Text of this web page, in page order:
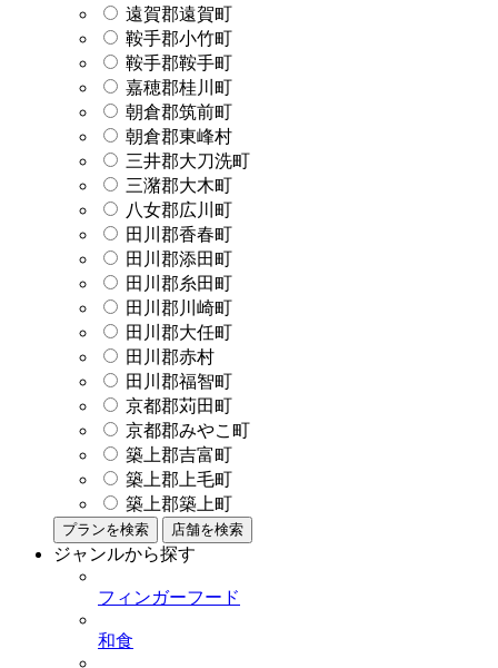
遠賀郡遠賀町
鞍手郡小竹町
鞍手郡鞍手町
嘉穂郡桂川町
朝倉郡筑前町
朝倉郡東峰村
三井郡大刀洗町
三潴郡大木町
八女郡広川町
田川郡香春町
田川郡添田町
田川郡糸田町
田川郡川崎町
田川郡大任町
田川郡赤村
田川郡福智町
京都郡苅田町
京都郡みやこ町
築上郡吉富町
築上郡上毛町
築上郡築上町
プランを検索 店舗を検索
ジャンルから探す
フィンガーフード
和食